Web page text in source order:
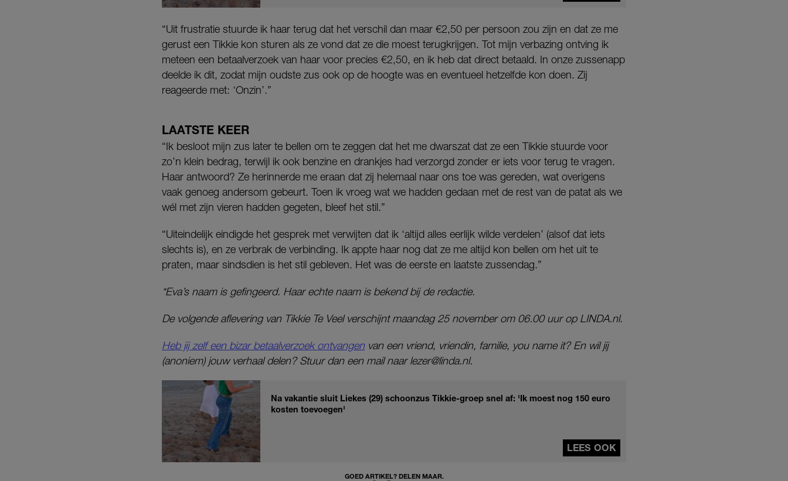
“Uit frustratie stuurde ik haar terug dat het verschil dan maar €2,50 per persoon zou zijn en dat ze me
gerust een Tikkie kon sturen als ze vond dat ze die moest terugkrijgen. Tot mijn verbazing ontving ik
meteen een betaalverzoek van haar voor precies €2,50, en ik heb dat direct betaald. In onze zussenapp
deelde ik dit, zodat mijn oudste zus ook op de hoogte was en eventueel hetzelfde kon doen. Zij
reageerde met: ‘Onzin’.”
LAATSTE KEER
“Ik besloot mijn zus later te bellen om te zeggen dat het me dwarszat dat ze een Tikkie stuurde voor
zo’n klein bedrag, terwijl ik ook benzine en drankjes had verzorgd zonder er iets voor terug te vragen.
Haar antwoord? Ze herinnerde me eraan dat zij helemaal naar ons toe was gereden, wat overigens
vaak genoeg andersom gebeurt. Toen ik vroeg wat we hadden gedaan met de rest van de patat als we
wél met zijn vieren hadden gegeten, bleef het stil.”
“Uiteindelijk eindigde het gesprek met verwijten dat ik ‘altijd alles eerlijk wilde verdelen’ (alsof dat iets
slechts is), en ze verbrak de verbinding. Ik appte haar nog dat ze me altijd kon bellen om het uit te
praten, maar sindsdien is het stil gebleven. Het was de eerste en laatste zussendag.”
*Eva’s naam is gefingeerd. Haar echte naam is bekend bij de redactie.
De volgende aflevering van Tikkie Te Veel verschijnt maandag 25 november om 06.00 uur op LINDA.nl.
Heb jij zelf een bizar betaalverzoek ontvangenvan een vriend, vriendin, familie, you name it? En wil jij
(anoniem) jouw verhaal delen? Stuur dan een mail naar lezer@linda.nl.
Na vakantie sluit Liekes (29) schoonzus Tikkie-groep snel af: 'Ik moest nog 150 euro
kosten toevoegen'
LEES OOK
GOED ARTIKEL? DELEN MAAR.